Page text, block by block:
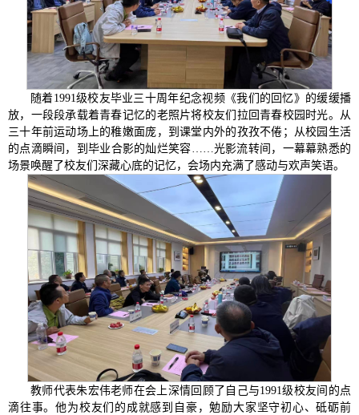
随着1991级校友毕业三十周年纪念视频《我们的回忆》的缓缓播
放，一段段承载着青春记忆的老照片将校友们拉回青春校园时光。从
三十年前运动场上的稚嫩面庞，到课堂内外的孜孜不倦；从校园生活
的点滴瞬间，到毕业合影的灿烂笑容……光影流转间，一幕幕熟悉的
场景唤醒了校友们深藏心底的记忆，会场内充满了感动与欢声笑语。
教师代表朱宏伟老师在会上深情回顾了自己与1991级校友间的点
滴往事。他为校友们的成就感到自豪，勉励大家坚守初心、砥砺前